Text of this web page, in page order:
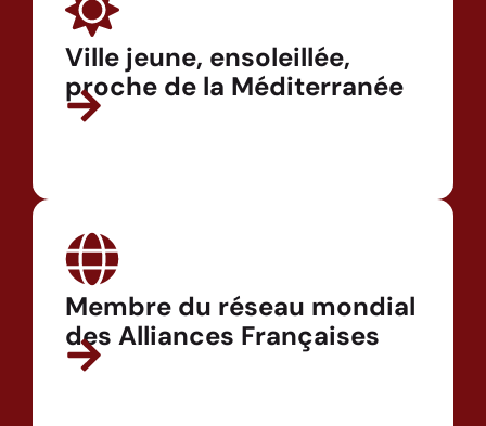
Ville jeune, ensoleillée,
proche de la Méditerranée
Membre du réseau mondial
des Alliances Françaises